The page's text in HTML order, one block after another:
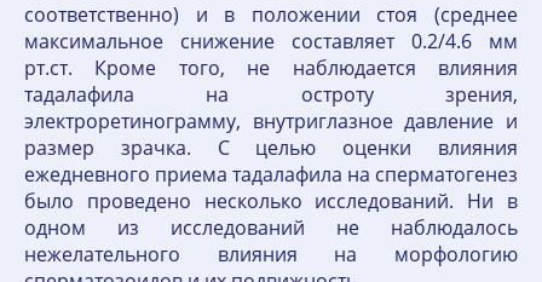
соответственно) и в положении стоя (среднее
максимальное снижение составляет 0.2/4.6 мм
рт.ст. Кроме того, не наблюдается влияния
тадалафила на остроту зрения,
электроретинограмму, внутриглазное давление и
размер зрачка. С целью оценки влияния
ежедневного приема тадалафила на сперматогенез
было проведено несколько исследований. Ни в
одном из исследований не наблюдалось
нежелательного влияния на морфологию